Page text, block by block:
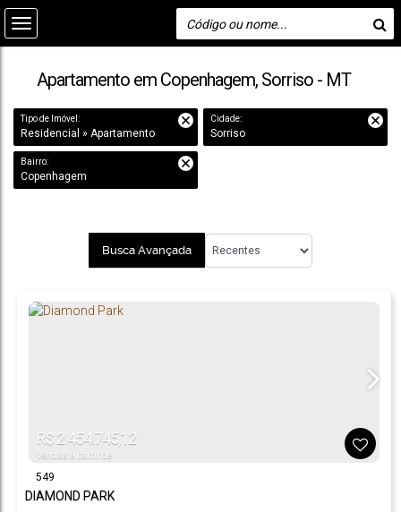
Apartamento em Copenhagem, Sorriso - MT
Tipo de Imóvel:
Residencial » Apartamento
Cidade:
Sorriso
Bairro:
Copenhagem
Busca Avançada
549
R$2.454.745,12
Vendas a partir de
DIAMOND PARK